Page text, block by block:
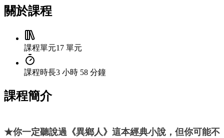
關於課程
課程單元17 單元
課程時長3 小時 58 分鐘
課程簡介
★你一定聽說過《異鄉人》這本經典小說，但你可能不